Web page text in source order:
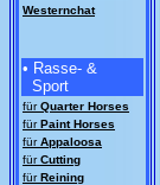
Westernchat
• Rasse- &
Sport
fürQuarter Horses
fürPaint Horses
fürAppaloosa
fürCutting
fürReining